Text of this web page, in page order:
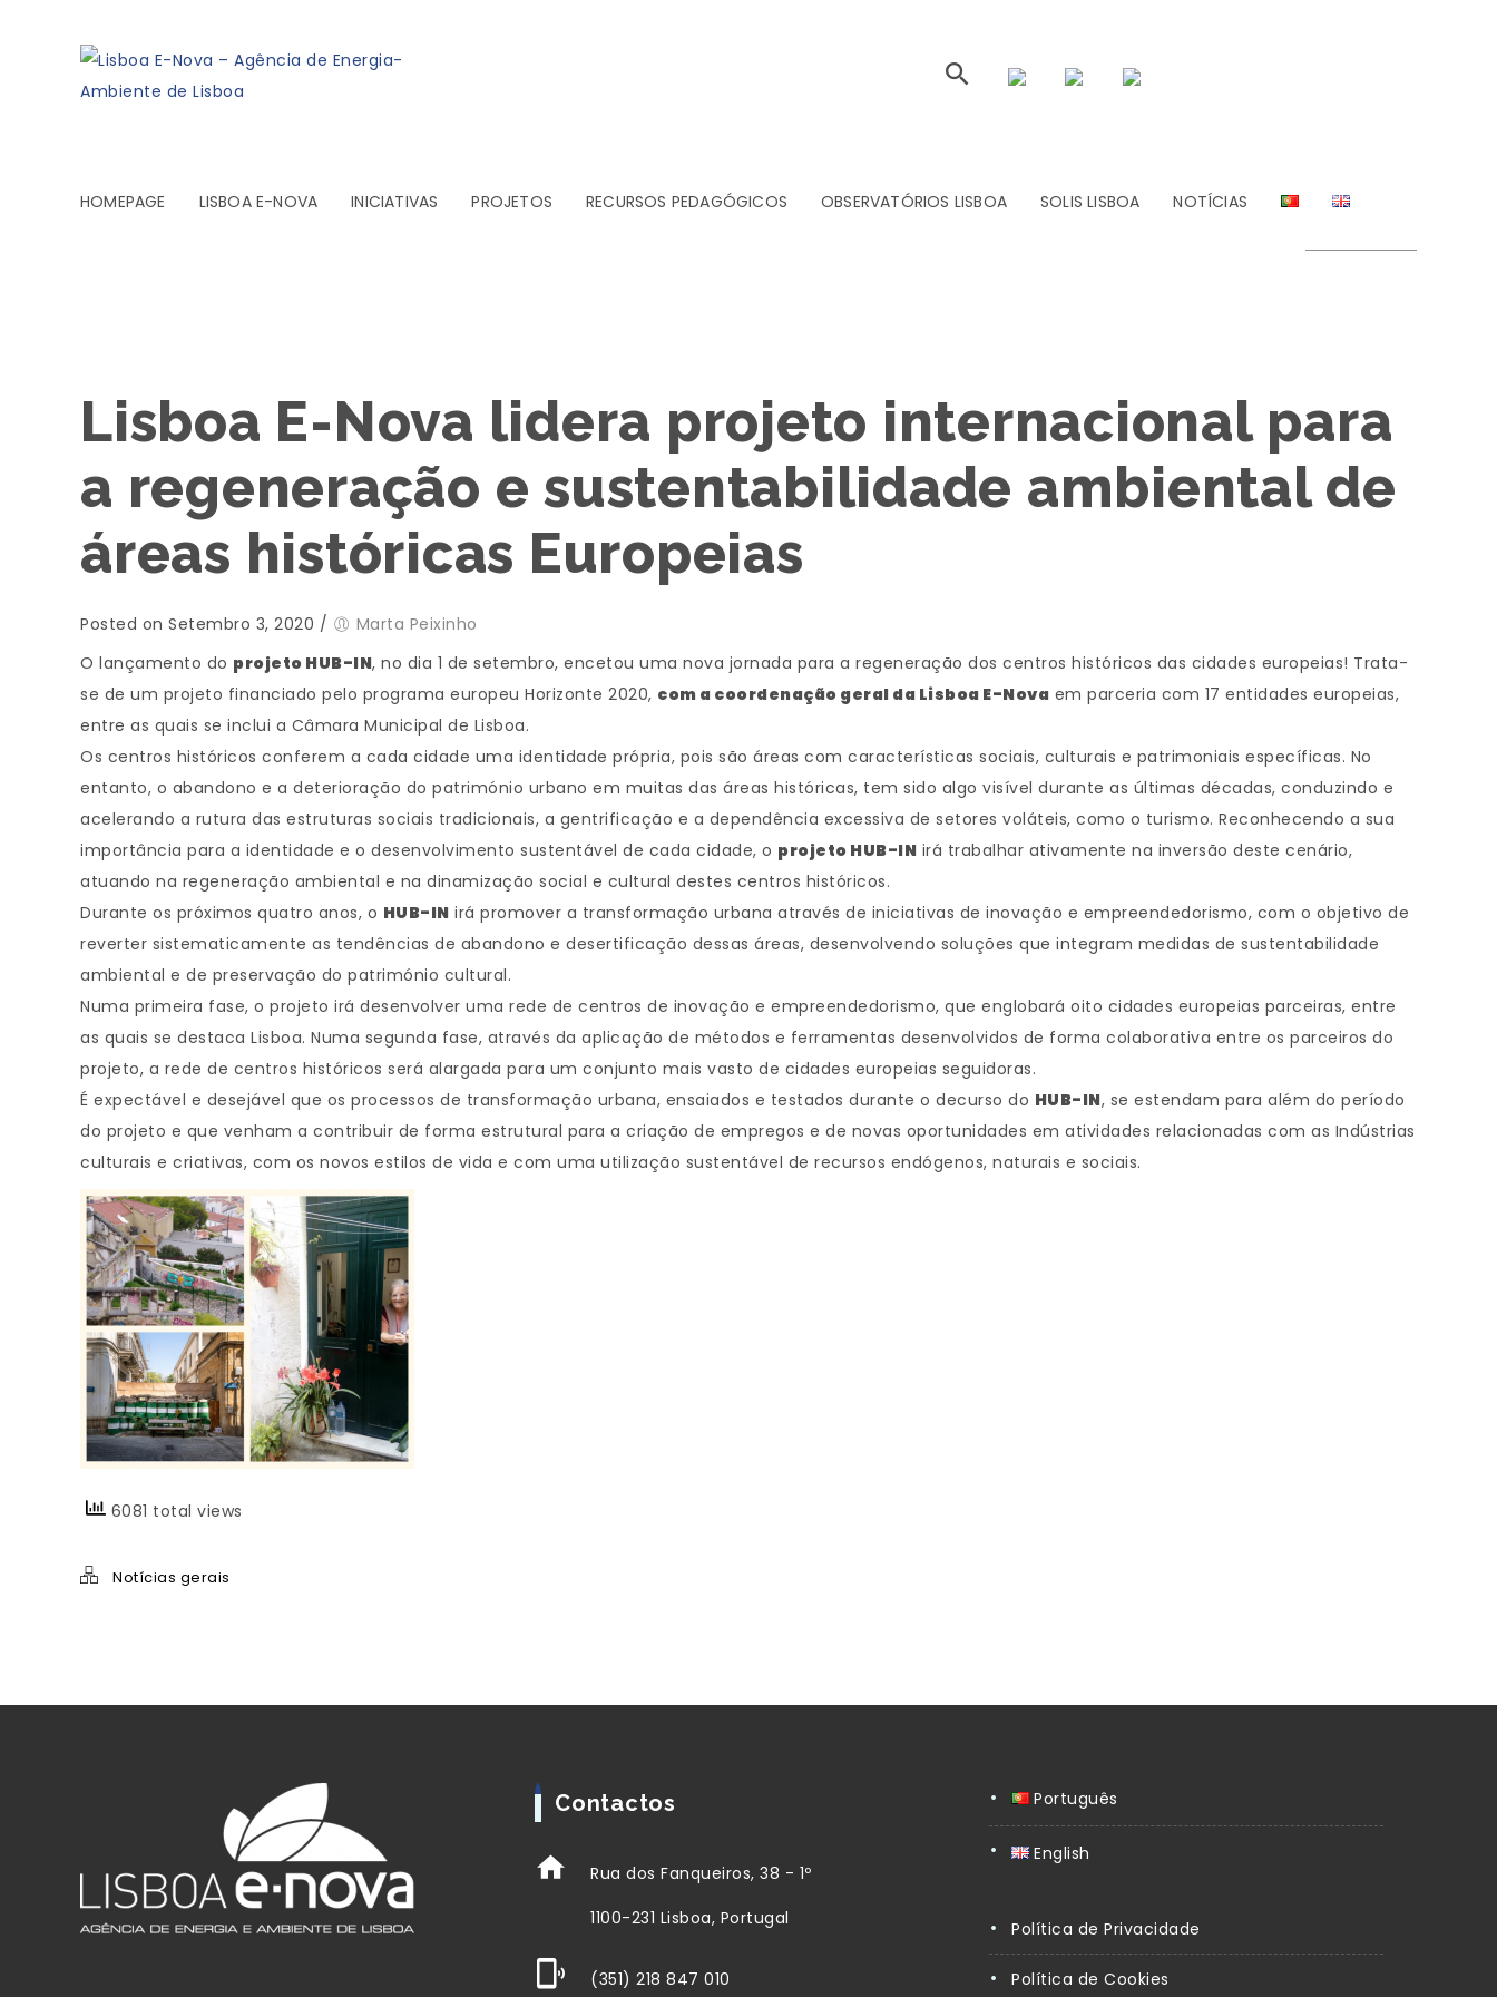
HOMEPAGE LISBOA E-NOVA INICIATIVAS PROJETOS RECURSOS PEDAGÓGICOS OBSERVATÓRIOS LISBOA SOLIS LISBOA NOTÍCIAS
Lisboa E-Nova lidera projeto internacional para
a regeneração e sustentabilidade ambiental de
áreas históricas Europeias
Posted on Setembro 3, 2020 /
Marta Peixinho
O lançamento do projeto HUB-IN, no dia 1 de setembro, encetou uma nova jornada para a regeneração dos centros históricos das cidades europeias! Trata-
se de um projeto financiado pelo programa europeu Horizonte 2020, com a coordenação geral da Lisboa E-Nova em parceria com 17 entidades europeias,
entre as quais se inclui a Câmara Municipal de Lisboa.
Os centros históricos conferem a cada cidade uma identidade própria, pois são áreas com características sociais, culturais e patrimoniais específicas. No
entanto, o abandono e a deterioração do património urbano em muitas das áreas históricas, tem sido algo visível durante as últimas décadas, conduzindo e
acelerando a rutura das estruturas sociais tradicionais, a gentrificação e a dependência excessiva de setores voláteis, como o turismo. Reconhecendo a sua
importância para a identidade e o desenvolvimento sustentável de cada cidade, o projeto HUB-IN irá trabalhar ativamente na inversão deste cenário,
atuando na regeneração ambiental e na dinamização social e cultural destes centros históricos.
Durante os próximos quatro anos, o HUB-IN irá promover a transformação urbana através de iniciativas de inovação e empreendedorismo, com o objetivo de
reverter sistematicamente as tendências de abandono e desertificação dessas áreas, desenvolvendo soluções que integram medidas de sustentabilidade
ambiental e de preservação do património cultural.
Numa primeira fase, o projeto irá desenvolver uma rede de centros de inovação e empreendedorismo, que englobará oito cidades europeias parceiras, entre
as quais se destaca Lisboa. Numa segunda fase, através da aplicação de métodos e ferramentas desenvolvidos de forma colaborativa entre os parceiros do
projeto, a rede de centros históricos será alargada para um conjunto mais vasto de cidades europeias seguidoras.
É expectável e desejável que os processos de transformação urbana, ensaiados e testados durante o decurso do HUB-IN, se estendam para além do período
do projeto e que venham a contribuir de forma estrutural para a criação de empregos e de novas oportunidades em atividades relacionadas com as Indústrias
culturais e criativas, com os novos estilos de vida e com uma utilização sustentável de recursos endógenos, naturais e sociais.
6081 total views
Notícias gerais
Contactos
Rua dos Fanqueiros, 38 - 1º
1100-231 Lisboa, Portugal
(351) 218 847 010
Português
English
Política de Privacidade
Política de Cookies